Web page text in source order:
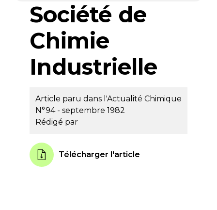
Société de
Chimie
Industrielle
Article paru dans l'Actualité Chimique
N°94 - septembre 1982
Rédigé par
Télécharger l'article